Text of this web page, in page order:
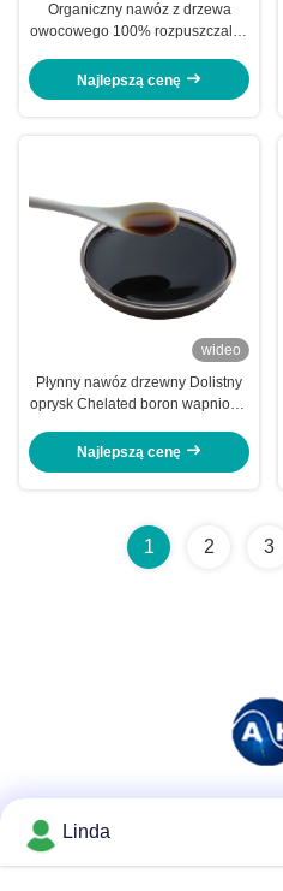
Organiczny nawóz z drzewa
owocowego 100% rozpuszczalny
Najlepszą cenę
wideo
Płynny nawóz drzewny Dolistny
oprysk Chelated boron wapniowy
Najlepszą cenę
1 2 3
Linda